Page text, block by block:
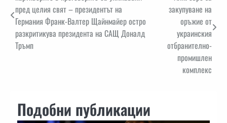
пред целия свят – президентът на
Германия Франк-Валтер Щайнмайер остро
разкритикува президента на САЩ Доналд
Тръмп
закупуване на
оръжие от
украинския
отбранително-
промишлен
комплекс
Подобни публикации